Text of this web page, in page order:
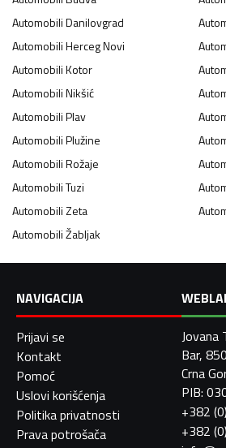
AutomobiliDanilovgrad
AutomobiliHerceg Novi
AutomobiliKotor
AutomobiliNikšić
AutomobiliPlav
AutomobiliPlužine
AutomobiliRožaje
AutomobiliTuzi
AutomobiliZeta
AutomobiliŽabljak
NAVIGACIJA
Prijavi se
Kontakt
Pomoć
Uslovi korišćenja
Politika privatnosti
Prava potrošača
Jovana
Bar,
Crna
PIB:
+382
+382